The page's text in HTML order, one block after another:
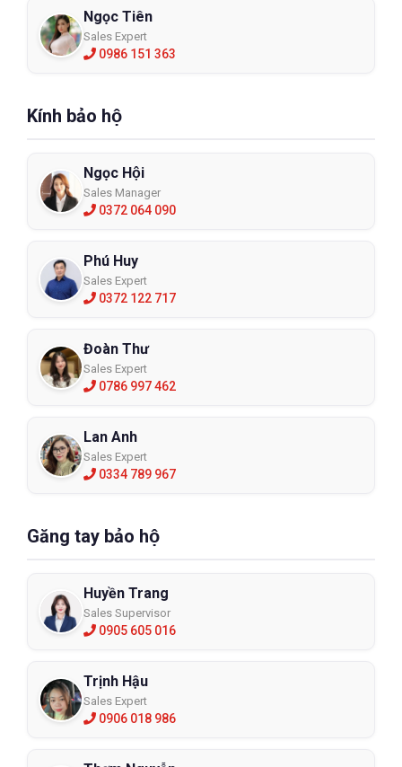
Ngọc Tiên
Sales Expert
0986 151 363
Kính bảo hộ
Ngọc Hội
Sales Manager
0372 064 090
Phú Huy
Sales Expert
0372 122 717
Đoàn Thư
Sales Expert
0786 997 462
Lan Anh
Sales Expert
0334 789 967
Găng tay bảo hộ
Huyền Trang
Sales Supervisor
0905 605 016
Trịnh Hậu
Sales Expert
0906 018 986